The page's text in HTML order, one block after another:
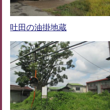
吐田の油掛地蔵